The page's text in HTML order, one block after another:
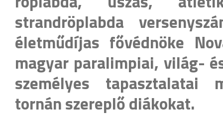
strandröplabda
életműdíjas fővédnöke
magyar paralimpiai, világ-
személyes tapasztalatai
tornán szereplő diákokat.